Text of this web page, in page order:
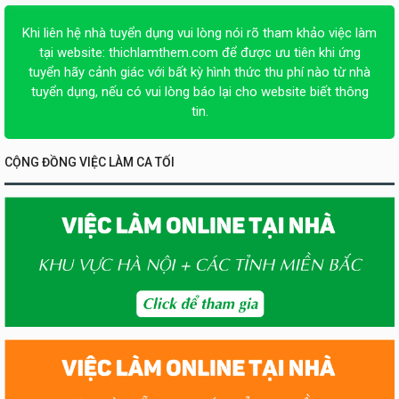
Khi liên hệ nhà tuyển dụng vui lòng nói rõ tham khảo việc làm
tại website: thichlamthem.com để được ưu tiên khi ứng
tuyển hãy cảnh giác với bất kỳ hình thức thu phí nào từ nhà
tuyển dụng, nếu có vui lòng báo lại cho website biết thông
tin.
CỘNG ĐỒNG VIỆC LÀM CA TỐI